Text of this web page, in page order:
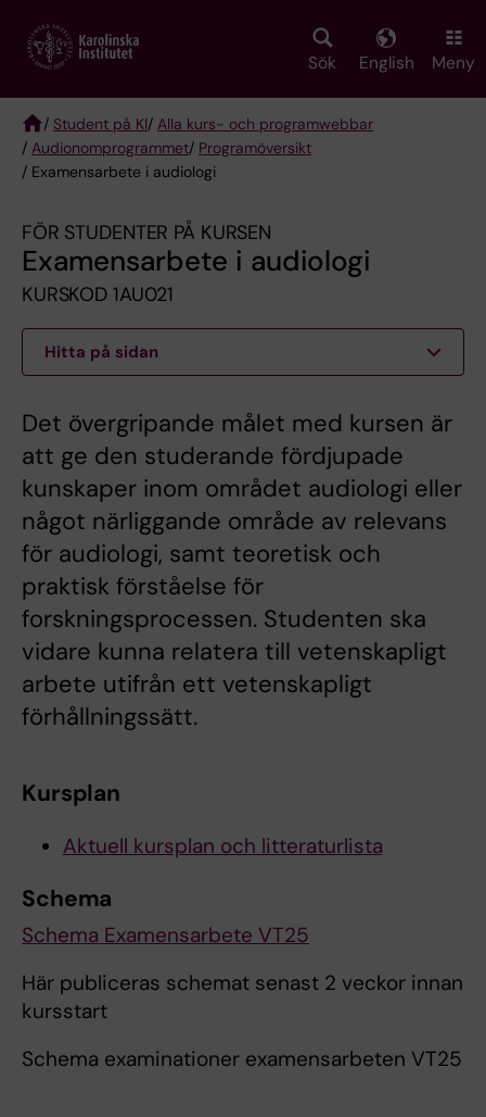
main
Sök English Meny
Breadcrumb
/ Student på KI/ Alla kurs- och programwebbar
/ Audionomprogrammet/ Programöversikt
/ Examensarbete i audiologi
FÖR STUDENTER PÅ KURSEN
Examensarbete i audiologi
KURSKOD 1AU021
Hitta på sidan
Det övergripande målet med kursen är
att ge den studerande fördjupade
kunskaper inom området audiologi eller
något närliggande område av relevans
för audiologi, samt teoretisk och
praktisk förståelse för
forskningsprocessen. Studenten ska
vidare kunna relatera till vetenskapligt
arbete utifrån ett vetenskapligt
förhållningssätt.
Kursplan
Aktuell kursplan och litteraturlista
Schema
Schema Examensarbete VT25
Här publiceras schemat senast 2 veckor innan
kursstart
Schema examinationer examensarbeten VT25